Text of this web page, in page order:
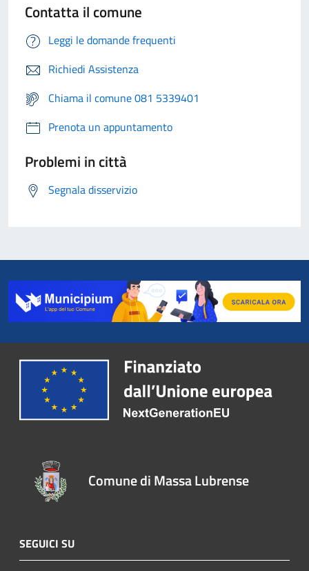
Contatta il comune
Leggi le domande frequenti
Richiedi Assistenza
Chiama il comune 081 5339401
Prenota un appuntamento
Problemi in città
Segnala disservizio
Comune di Massa Lubrense
SEGUICI SU